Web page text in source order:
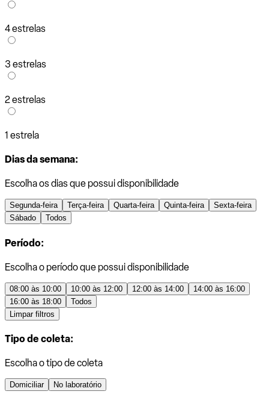
4 estrelas
3 estrelas
2 estrelas
1 estrela
Dias da semana:
Escolha os dias que possui disponibilidade
Segunda-feira Terça-feira Quarta-feira Quinta-feira
Sexta-feira
Sábado
Todos
Período:
Escolha o período que possui disponibilidade
08:00 às 10:00 10:00 às 12:00 12:00 às 14:00
14:00 às 16:00
16:00 às 18:00
Todos
Limpar filtros
Tipo de coleta:
Escolha o tipo de coleta
Domiciliar No laboratório